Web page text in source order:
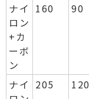
ナイ
ロン
+カ
ーボ
ン
160 90
ナイ 205 120